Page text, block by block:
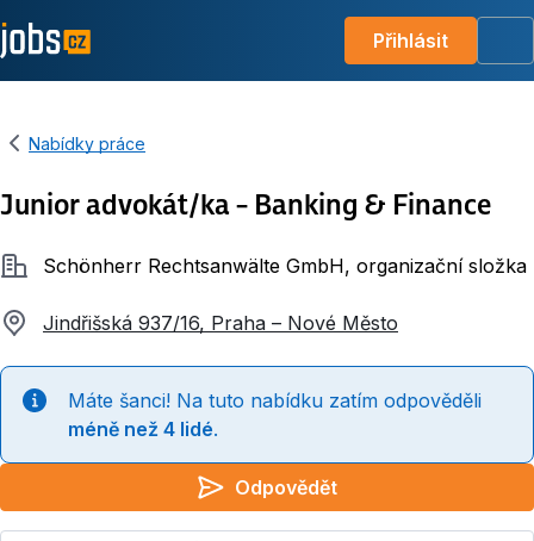
Přihlásit
Nabídky práce
Junior advokát/ka – Banking & Finance
SpolečnostSchönherr Rechtsanwälte GmbH, organizační složka
Jindřišská 937/16, Praha – Nové Město
Máte šanci! Na tuto nabídku zatím odpověděli
méně než 4 lidé.
Odpovědět